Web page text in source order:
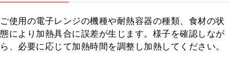
ご使用の電子レンジの機種や耐熱容器の種類、食材の状
態により加熱具合に誤差が生じます。様子を確認しなが
ら、必要に応じて加熱時間を調整し加熱してください。